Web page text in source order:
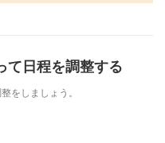
て日程を調整する
をしましょう。